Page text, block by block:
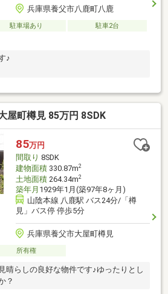
兵庫県養父市八鹿町八鹿
駐車場あり
駐車2台
♪
屋町樽見 85万円 8SDK
85万円
間取り 8SDK
建物面積330.87m2
土地面積264.34m2
築年月 1929年1月(築97年8ヶ月)
山陰本線 八鹿駅 バス24分/「樽
見」バス停 停歩5分
兵庫県養父市大屋町樽見
所有権
晴らしの良好な物件です♪ゆったりとし
？